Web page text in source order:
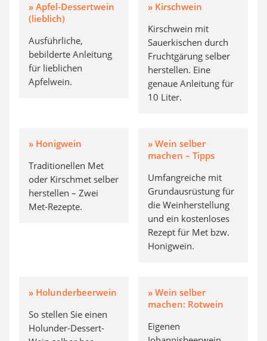
» Apfel-Dessertwein
(lieblich)
Ausführliche,
bebilderte Anleitung
für lieblichen
Apfelwein.
» Kirschwein
Kirschwein mit
Sauerkischen durch
Fruchtgärung selber
herstellen. Eine
genaue Anleitung für
10 Liter.
» Honigwein
Traditionellen Met
oder Kirschmet selber
herstellen – Zwei
Met-Rezepte.
» Wein selber
machen – Tipps
Umfangreiche mit
Grundausrüstung für
die Weinherstellung
und ein kostenloses
Rezept für Met bzw.
Honigwein.
» Holunderbeerwein
So stellen Sie einen
Holunder-Dessert-
» Wein selber
machen: Rotwein
Eigenen